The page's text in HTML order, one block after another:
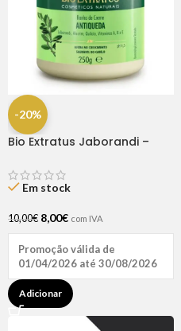
-20%
Bio Extratus Jaborandi –
Em stock
10,00€ 8,00€ com IVA
Promoção válida de
01/04/2026 até 30/08/2026
Adicionar